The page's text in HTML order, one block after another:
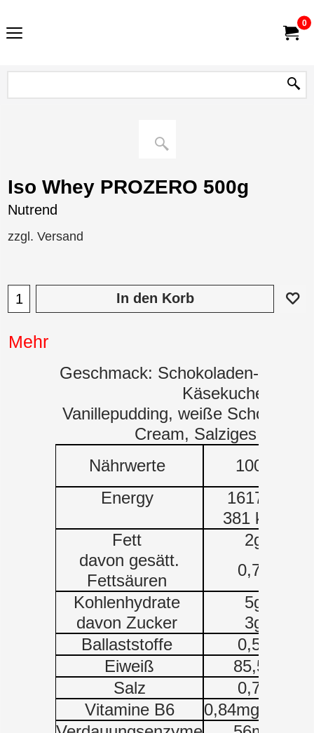
0
Iso Whey PROZERO 500g
Nutrend
zzgl. Versand
In den Korb
Mehr
Geschmack: Schokoladen-
Käsekuchen,
Vanillepudding, weiße
Cream, Salziges
Nährwerte
100g
Energy
1617kJ
381 kcal
Fett
2g
davon gesätt.
Fettsäuren
0,7g
Kohlenhydrate
5g
davon Zucker
3g
Ballaststoffe
0,5g
Eiweiß
85,5g
Salz
0,7g
Vitamine B6
0,84mg/60%*